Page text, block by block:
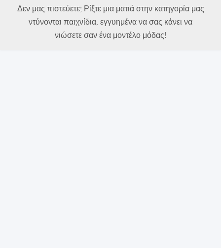
Δεν μας πιστεύετε; Ρίξτε μια ματιά στην κατηγορία μας
ντύνονται παιχνίδια, εγγυημένα να σας κάνει να
νιώσετε σαν ένα μοντέλο μόδας!